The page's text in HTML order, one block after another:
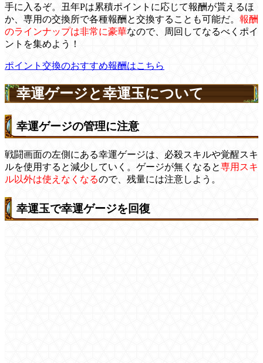
手に入るぞ。丑年Pは累積ポイントに応じて報酬が貰えるほ
か、専用の交換所で各種報酬と交換することも可能だ。 報酬
のラインナップは非常に豪華なので、周回してなるべくポイ
ントを集めよう！
ポイント交換のおすすめ報酬はこちら
幸運ゲージと幸運玉について
幸運ゲージの管理に注意
戦闘画面の左側にある幸運ゲージは、必殺スキルや覚醒スキ
ルを使用すると減少していく。ゲージが無くなると専用スキ
ル以外は使えなくなるので、残量には注意しよう。
幸運玉で幸運ゲージを回復